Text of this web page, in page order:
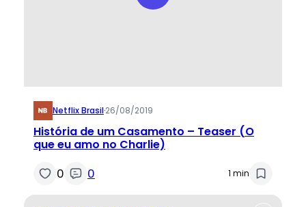
Netflix Brasil·26/08/2019
História de um Casamento – Teaser (O
que eu amo no Charlie)
0 0 1 min